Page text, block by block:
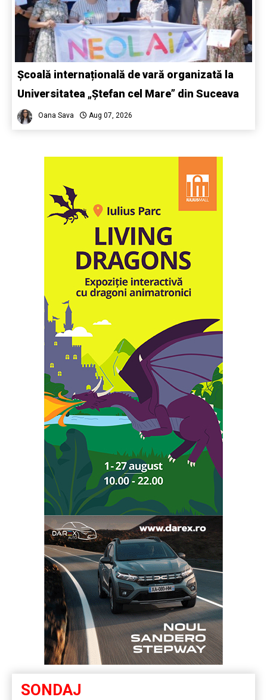
Școală internațională de vară organizată la
Universitatea „Ștefan cel Mare” din Suceava
Oana Sava Aug 07, 2026
SONDAJ